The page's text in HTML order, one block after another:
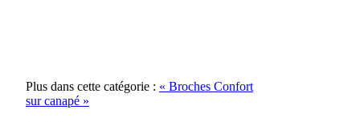
Plus dans cette catégorie : « Broches Confort
sur canapé »